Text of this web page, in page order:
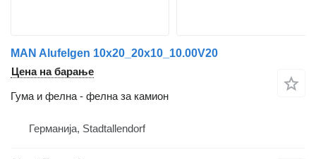
MAN Alufelgen 10x20_20x10_10.00V20
Цена на барање
Гума и фелна - фелна за камион
Германија, Stadtallendorf